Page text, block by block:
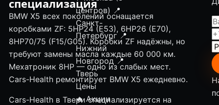
центров) 📍
Санкт-
Петербург 📍
Нижний
Новгород 📍
Тверь
Цены
🔥 Акции
специализация
BMW X5 всех поколений оснащается
коробками ZF: 5HP24 (E53), 6HP26 (E70),
8HP70/75 (F15/G05). Коробки ZF надёжны, но
требуют замены масла каждые 60 000 км.
Мехатроник 8HP — одно из слабых мест.
Cars-Health ремонтирует BMW X5 ежедневно.
Cars-Health в Твери специализируется на